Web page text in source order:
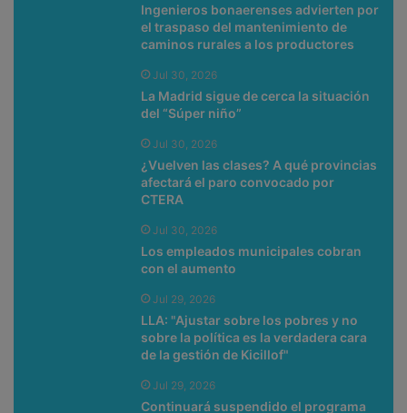
Ingenieros bonaerenses advierten por
el traspaso del mantenimiento de
caminos rurales a los productores
Jul 30, 2026
La Madrid sigue de cerca la situación
del “Súper niño”
Jul 30, 2026
¿Vuelven las clases? A qué provincias
afectará el paro convocado por
CTERA
Jul 30, 2026
Los empleados municipales cobran
con el aumento
Jul 29, 2026
LLA: "Ajustar sobre los pobres y no
sobre la política es la verdadera cara
de la gestión de Kicillof"
Jul 29, 2026
Continuará suspendido el programa